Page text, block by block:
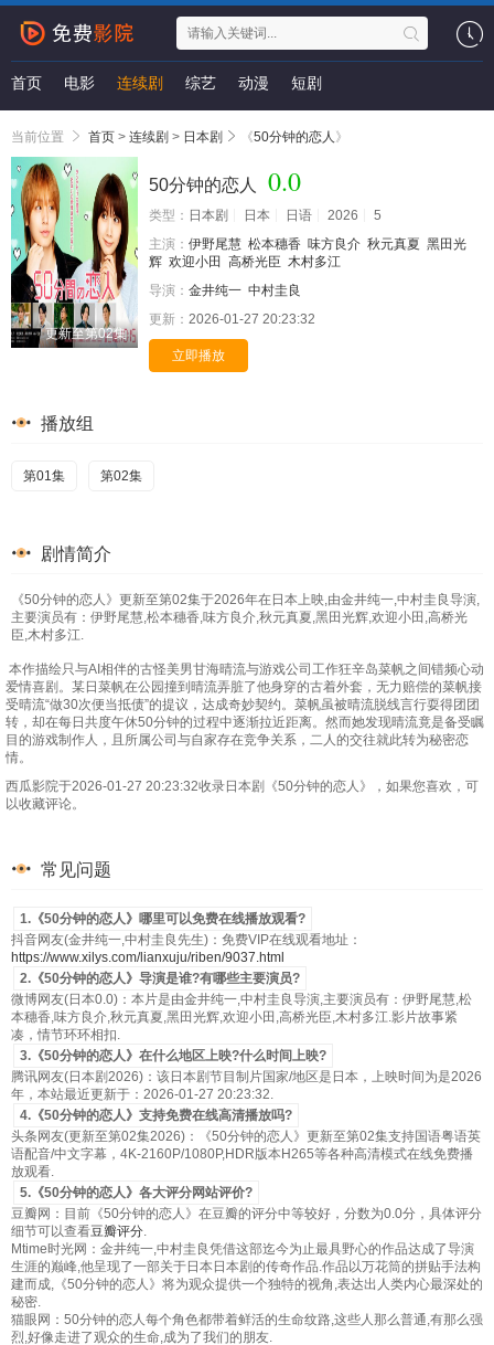
首页 电影 连续剧 综艺 动漫 短剧
当前位置 首页 > 连续剧 > 日本剧 《50分钟的恋人 》
更新至第02集
50分钟的恋人 0.0
类型： 日本剧 日本 日语 2026
5
主演： 伊野尾慧 松本穗香 味方良介 秋元真夏 黑田光
辉 欢迎小田 高桥光臣 木村多江
导演： 金井纯一 中村圭良
更新： 2026-01-27 20:23:32
立即播放
播放组
第01集 第02集
剧情简介
《50分钟的恋人》更新至第02集于2026年在日本上映,由金井纯一,中村圭良导演,
主要演员有：伊野尾慧,松本穗香,味方良介,秋元真夏,黑田光辉,欢迎小田,高桥光
臣,木村多江.
本作描绘只与AI相伴的古怪美男甘海晴流与游戏公司工作狂辛岛菜帆之间错频心动
爱情喜剧。某日菜帆在公园撞到晴流弄脏了他身穿的古着外套，无力赔偿的菜帆接
受晴流“做30次便当抵债”的提议，达成奇妙契约。菜帆虽被晴流脱线言行耍得团团
转，却在每日共度午休50分钟的过程中逐渐拉近距离。然而她发现晴流竟是备受瞩
目的游戏制作人，且所属公司与自家存在竞争关系，二人的交往就此转为秘密恋
情。
西瓜影院于2026-01-27 20:23:32收录日本剧《50分钟的恋人》，如果您喜欢，可
以收藏评论。
常见问题
1.《50分钟的恋人》哪里可以免费在线播放观看?
抖音网友(金井纯一,中村圭良先生)：免费VIP在线观看地址：
https://www.xilys.com/lianxuju/riben/9037.html
2.《50分钟的恋人》导演是谁?有哪些主要演员?
微博网友(日本0.0)：本片是由金井纯一,中村圭良导演,主要演员有：伊野尾慧,松
本穗香,味方良介,秋元真夏,黑田光辉,欢迎小田,高桥光臣,木村多江.影片故事紧
凑，情节环环相扣.
3.《50分钟的恋人》在什么地区上映?什么时间上映?
腾讯网友(日本剧2026)：该日本剧节目制片国家/地区是日本，上映时间为是2026
年，本站最近更新于：2026-01-27 20:23:32.
4.《50分钟的恋人》支持免费在线高清播放吗?
头条网友(更新至第02集2026)：《50分钟的恋人》更新至第02集支持国语粤语英
语配音/中文字幕，4K-2160P/1080P,HDR版本H265等各种高清模式在线免费播
放观看.
5.《50分钟的恋人》各大评分网站评价?
豆瓣网：目前《50分钟的恋人》在豆瓣的评分中等较好，分数为0.0分，具体评分
细节可以查看豆瓣评分.
Mtime时光网：金井纯一,中村圭良凭借这部迄今为止最具野心的作品达成了导演
生涯的巅峰,他呈现了一部关于日本日本剧的传奇作品.作品以万花筒的拼贴手法构
建而成,《50分钟的恋人》将为观众提供一个独特的视角,表达出人类内心最深处的
秘密.
猫眼网：50分钟的恋人每个角色都带着鲜活的生命纹路,这些人那么普通,有那么强
烈,好像走进了观众的生命,成为了我们的朋友.